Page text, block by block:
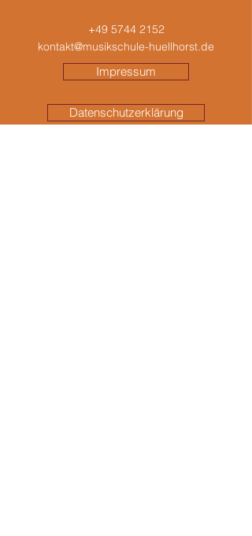
+49 5744 2152
kontakt@musikschule-huellhorst.de
Impressum
Datenschutzerklärung